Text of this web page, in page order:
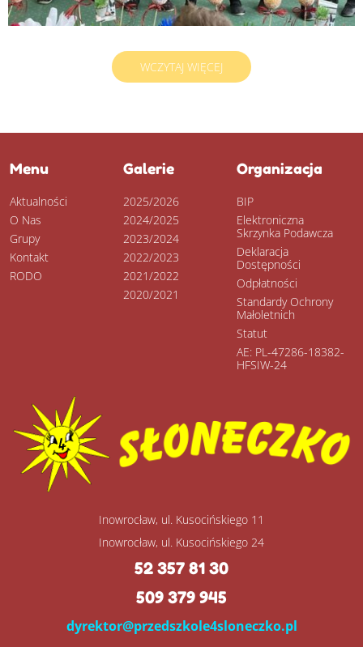
WCZYTAJ WIĘCEJ
Menu
Aktualności
O Nas
Grupy
Kontakt
RODO
Galerie
2025/2026
2024/2025
2023/2024
2022/2023
2021/2022
2020/2021
Organizacja
BIP
Elektroniczna
Skrzynka Podawcza
Deklaracja
Dostępności
Odpłatności
Standardy Ochrony
Małoletnich
Statut
AE: PL-47286-18382-
HFSIW-24
Inowrocław, ul. Kusocińskiego 11
Inowrocław, ul. Kusocińskiego 24
52 357 81 30
509 379 945
dyrektor@przedszkole4sloneczko.pl